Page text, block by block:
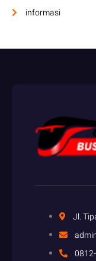
informasi
Jl.